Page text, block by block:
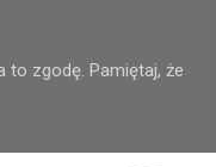
to zgodę. Pamiętaj, że